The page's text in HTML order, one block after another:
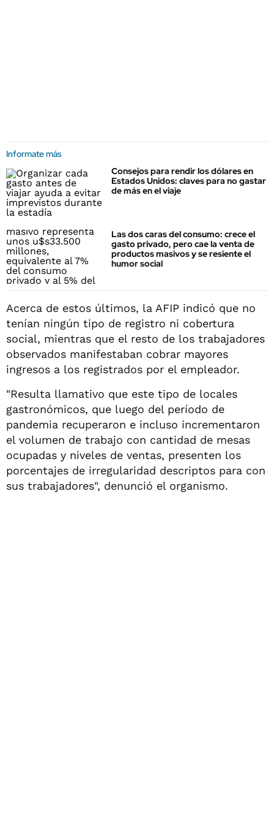
Informate más
Consejos para rendir los dólares en
Estados Unidos: claves para no gastar
de más en el viaje
Las dos caras del consumo: crece el
gasto privado, pero cae la venta de
productos masivos y se resiente el
humor social
Acerca de estos últimos, la AFIP indicó que no
tenían ningún tipo de registro ni cobertura
social, mientras que el resto de los trabajadores
observados manifestaban cobrar mayores
ingresos a los registrados por el empleador.
"Resulta llamativo que este tipo de locales
gastronómicos, que luego del período de
pandemia recuperaron e incluso incrementaron
el volumen de trabajo con cantidad de mesas
ocupadas y niveles de ventas, presenten los
porcentajes de irregularidad descriptos para con
sus trabajadores", denunció el organismo.